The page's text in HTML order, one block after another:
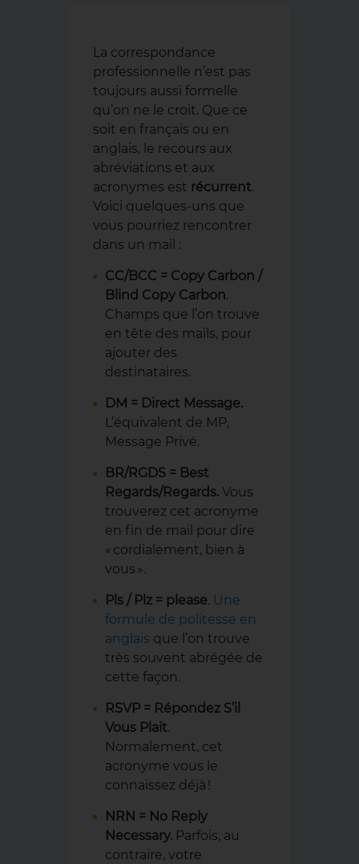
La correspondance
professionnelle n’est pas
toujours aussi formelle
qu’on ne le croit. Que ce
soit en français ou en
anglais, le recours aux
abréviations et aux
acronymes est récurrent.
Voici quelques-uns que
vous pourriez rencontrer
dans un mail :
CC/BCC = Copy Carbon /
Blind Copy Carbon.
Champs que l’on trouve
en tête des mails, pour
ajouter des
destinataires.
DM = Direct Message.
L’équivalent de MP,
Message Privé.
BR/RGDS = Best
Regards/Regards.Vous
trouverez cet acronyme
en fin de mail pour dire
« cordialement, bien à
vous ».
Pls / Plz = please. Une
formule de politesse en
anglais que l’on trouve
très souvent abrégée de
cette façon.
RSVP = Répondez S’il
Vous Plait.
Normalement, cet
acronyme vous le
connaissez déjà !
NRN = No Reply
Necessary. Parfois, au
contraire, votre